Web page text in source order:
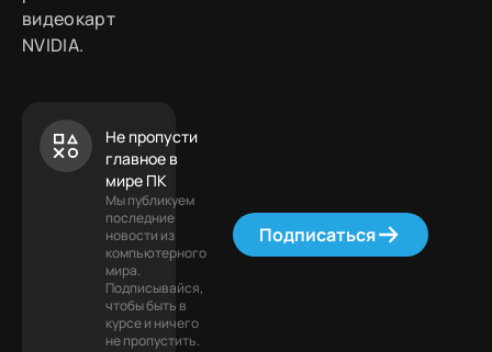
видеокарт
NVIDIA.
Не пропусти
главное в
мире ПК
Мы публикуем
последние
новости из
компьютерного
мира.
Подписывайся,
чтобы быть в
курсе и ничего
не пропустить.
Подписаться